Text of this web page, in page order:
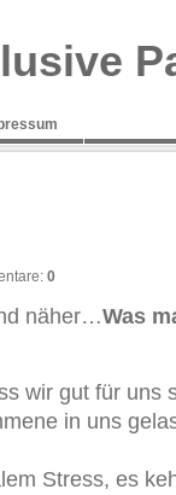
0
näher…Was
wir gut für uns
in uns
Stress, es